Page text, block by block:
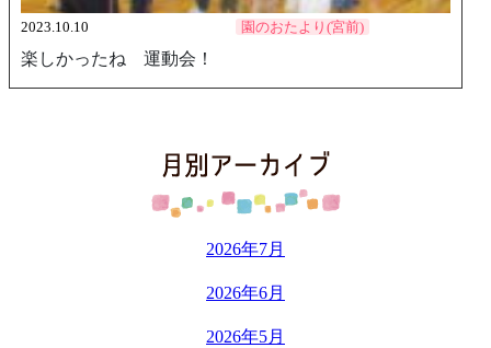
2023.10.10 園のおたより(宮前)
楽しかったね 運動会！
2026年7月
2026年6月
2026年5月